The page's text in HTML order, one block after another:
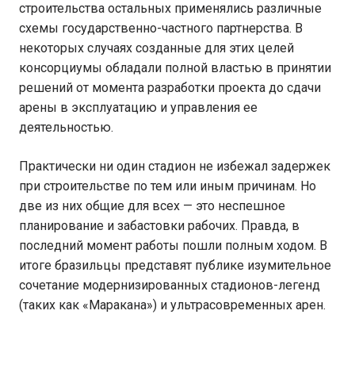
строительства остальных применялись различные
схемы государственно-частного партнерства. В
некоторых случаях созданные для этих целей
консорциумы обладали полной властью в принятии
решений от момента разработки проекта до сдачи
арены в эксплуатацию и управления ее
деятельностью.
Практически ни один стадион не избежал задержек
при строительстве по тем или иным причинам. Но
две из них общие для всех — это неспешное
планирование и забастовки рабочих. Правда, в
последний момент работы пошли полным ходом. В
итоге бразильцы представят публике изумительное
сочетание модернизированных стадионов-легенд
(таких как «Маракана») и ультрасовременных арен.